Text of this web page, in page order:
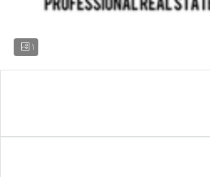
1